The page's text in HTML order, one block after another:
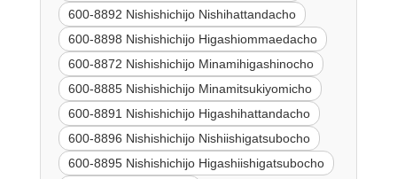
600-8892 Nishishichijo Nishihattandacho
600-8898 Nishishichijo Higashiommaedacho
600-8872 Nishishichijo Minamihigashinocho
600-8885 Nishishichijo Minamitsukiyomicho
600-8891 Nishishichijo Higashihattandacho
600-8896 Nishishichijo Nishiishigatsubocho
600-8895 Nishishichijo Higashiishigatsubocho